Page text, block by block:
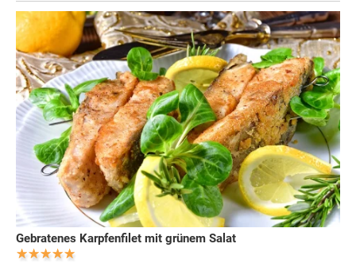
Gebratenes Karpfenfilet mit grünem Salat